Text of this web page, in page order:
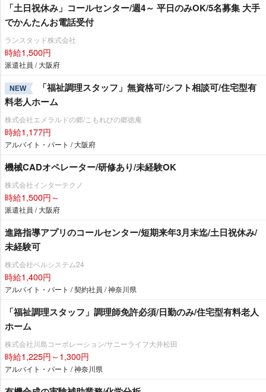
「土日祝休み」コールセンター/週4～ 平日のみOK/5名募集 大手
でかんたんお電話受付
ランスタッド株式会社
時給1,500円
派遣社員 / 大阪府
NEW
「福祉調理スタッフ」無資格可/シフト相談可/住宅型有
料老人ホーム
株式会社エメラルドの郷/こもれびの郷徳庵
時給1,177円
アルバイト・パート / 大阪府
機械CADオペレーター/研修あり/未経験OK
株式会社インターテクノ
時給1,500円～
派遣社員 / 大阪府
進路指導アプリのコールセンター/短期来年3月末迄/土日祝休み/
未経験可
株式会社ベルシステム24
時給1,400円
アルバイト・パート / 契約社員 / 神奈川県
「福祉調理スタッフ」調理師免許必須/日勤のみ/住宅型有料老人
ホーム
株式会社川島コーポレーション/サニーライフ大井松田
時給1,225円～1,300円
アルバイト・パート / 神奈川県